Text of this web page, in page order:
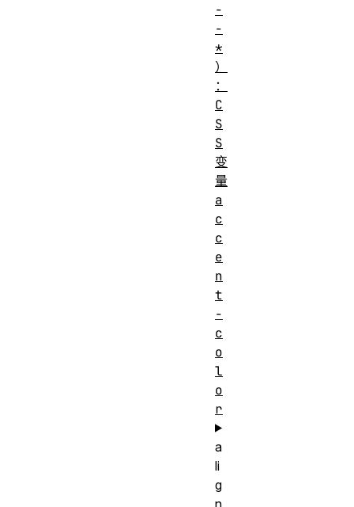
-
-
*
）
：
C
S
S
变
量
a
c
c
e
n
t
-
c
o
l
o
r
a
li
g
n